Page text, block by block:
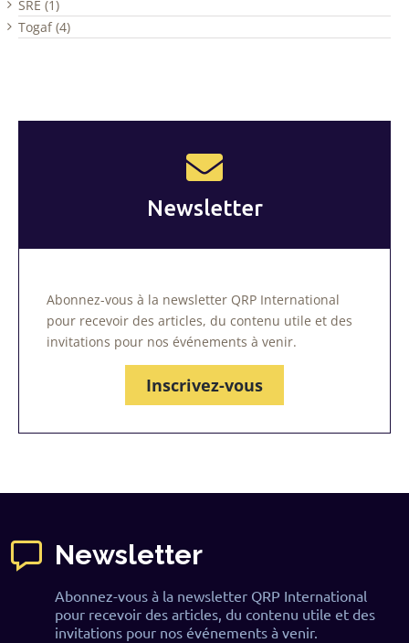
SRE (1)
Togaf (4)
Newsletter
Abonnez-vous à la newsletter QRP International
pour recevoir des articles, du contenu utile et des
invitations pour nos événements à venir.
Inscrivez-vous
Newsletter
Abonnez-vous à la newsletter QRP International
pour recevoir des articles, du contenu utile et des
invitations pour nos événements à venir.